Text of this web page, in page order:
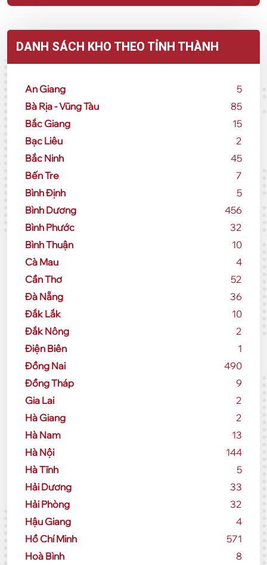
DANH SÁCH KHO THEO TỈNH THÀNH
An Giang
5
Bà Rịa - Vũng Tàu
85
Bắc Giang
15
Bạc Liêu
2
Bắc Ninh
45
Bến Tre
7
Bình Định
5
Bình Dương
456
Bình Phước
32
Bình Thuận
10
Cà Mau
4
Cần Thơ
52
Đà Nẵng
36
Đắk Lắk
10
Đắk Nông
2
Điện Biên
1
Đồng Nai
490
Đồng Tháp
9
Gia Lai
2
Hà Giang
2
Hà Nam
13
Hà Nội
144
Hà Tĩnh
5
Hải Dương
33
Hải Phòng
32
Hậu Giang
4
Hồ Chí Minh
571
Hoà Bình
8